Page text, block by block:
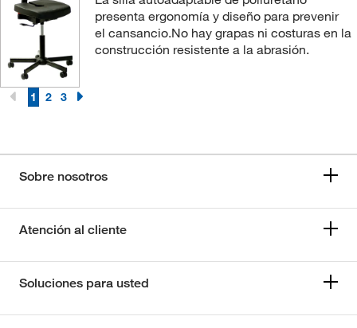
presenta ergonomía y diseño para prevenir
el cansancio.No hay grapas ni costuras en la
construcción resistente a la abrasión.
1 2 3
Sobre nosotros
Atención al cliente
Soluciones para usted